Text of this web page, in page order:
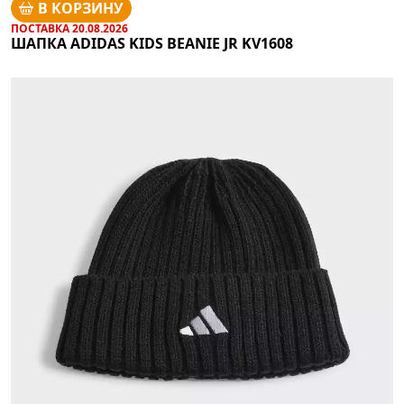
В КОРЗИНУ
ПОСТАВКА 20.08.2026
ШАПКА ADIDAS KIDS BEANIE JR KV1608